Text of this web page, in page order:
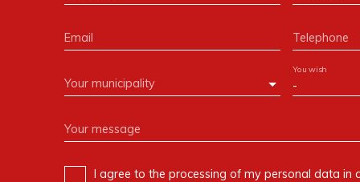
Email Telephone
Your municipality -
You wish
Your message
I agree to the processing of my personal data in